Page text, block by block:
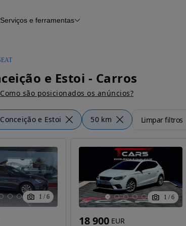
Serviços e ferramentas
e Estoi - Carros
Como são posicionados os anúncios?
Conceição e Estoi 50 km Limpar filtros
1 / 6 1 / 6
18 900 EUR